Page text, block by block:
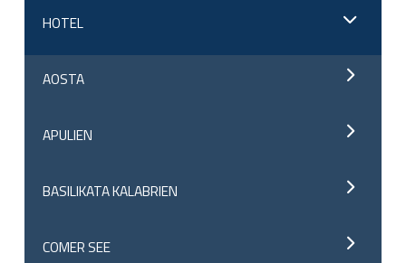
HOTEL
AOSTA
APULIEN
BASILIKATA KALABRIEN
COMER SEE